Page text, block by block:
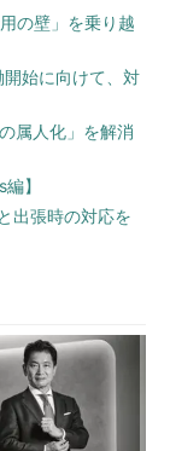
の壁」を乗り越
始に向けて、対
属人化」を解消
】
出張時の対応を